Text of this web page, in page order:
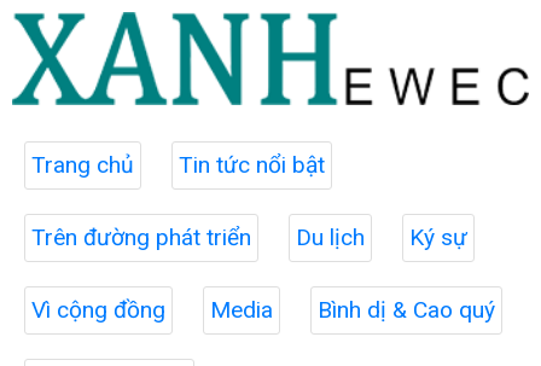
Trang chủ Tin tức nổi bật
Trên đường phát triển Du lịch Ký sự
Vì cộng đồng Media Bình dị & Cao quý